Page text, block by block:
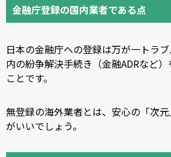
金融庁登録の国内業者である点
日本の金融庁への登録は万が一トラ
内の紛争解決手続き（金融ADRなど
ことです。
無登録の海外業者とは、安心の「次
がいいでしょう。